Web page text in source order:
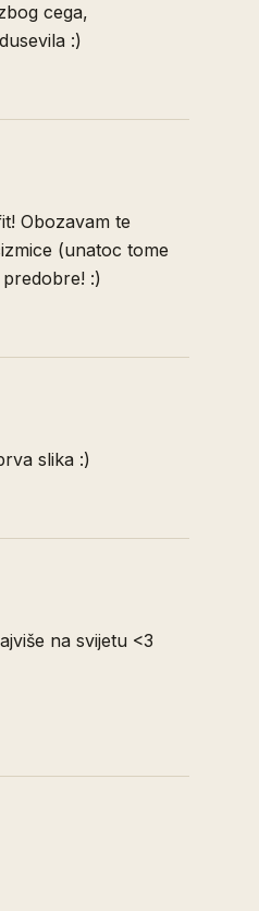
cega,
:)
Obozavam te
(unatoc tome
:)
slika :)
na svijetu <3